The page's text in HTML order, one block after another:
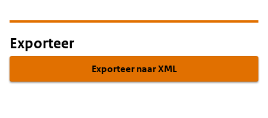
Exporteer
Exporteer naar XML